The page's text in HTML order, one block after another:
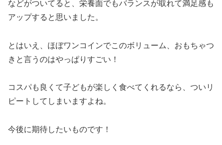
などがついてると、栄養面でもバランスが取れて満足感も
アップすると思いました。
とはいえ、ほぼワンコインでこのボリューム、おもちゃつ
きと言うのはやっぱりすごい！
コスパも良くて子どもが楽しく食べてくれるなら、ついリ
ピートしてしまいますよね。
今後に期待したいものです！